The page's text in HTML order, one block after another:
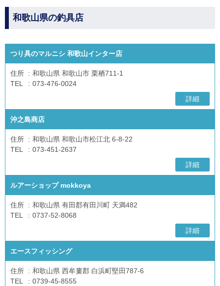
和歌山県の釣具店
つり具のマルニシ 和歌山インター店
住所
和歌山県 和歌山市 栗栖711-1
TEL
073-476-0024
詳細
沖之島商店
住所
和歌山県 和歌山市松江北 6-8-22
TEL
073-451-2637
詳細
ルアーショップ mokkoya
住所
和歌山県 有田郡有田川町 天満482
TEL
0737-52-8068
詳細
エースフィッシング
住所
和歌山県 西牟婁郡 白浜町堅田787-6
TEL
0739-45-8555